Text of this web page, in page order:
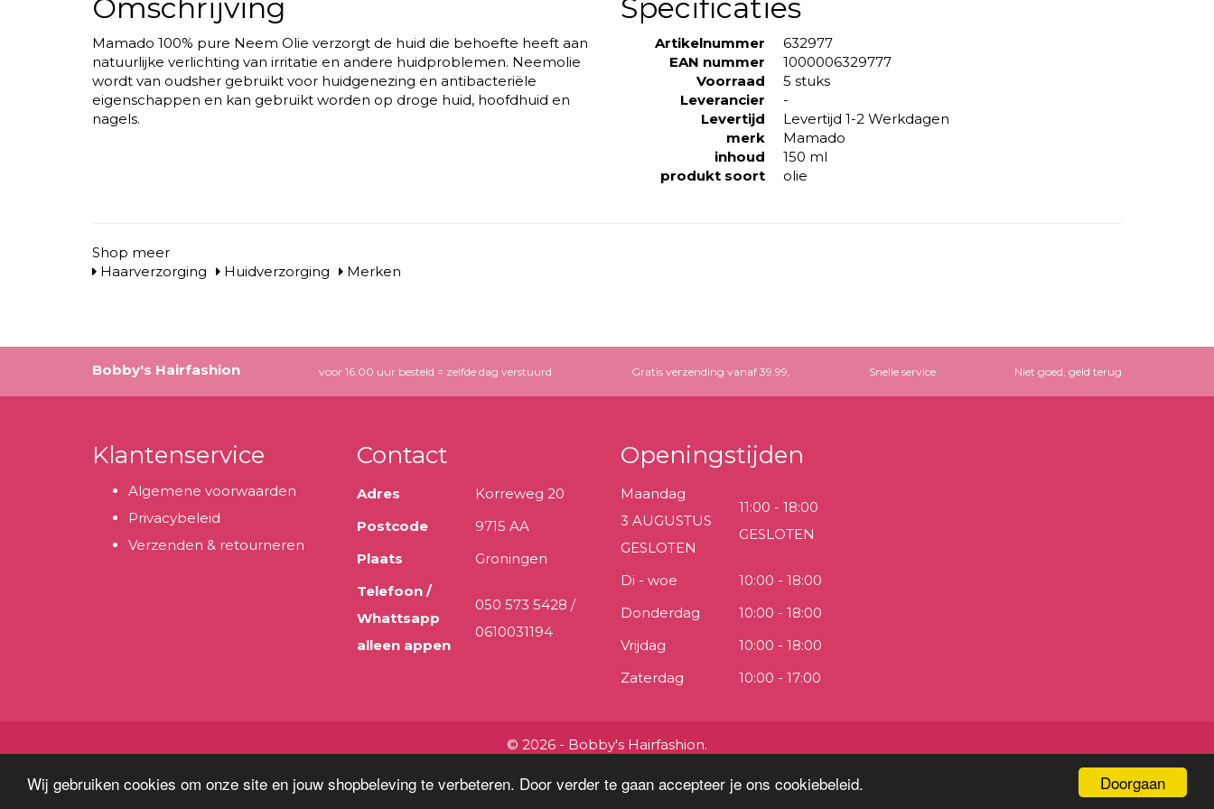
Doorgaan
Wij gebruiken cookies om onze site en jouw shopbeleving te verbeteren. Door verder te gaan accepteer je ons cookiebeleid.
Omschrijving
Mamado 100% pure Neem Olie verzorgt de huid die behoefte heeft aan
natuurlijke verlichting van irritatie en andere huidproblemen. Neemolie
wordt van oudsher gebruikt voor huidgenezing en antibacteriële
eigenschappen en kan gebruikt worden op droge huid, hoofdhuid en
nagels.
Specificaties
Artikelnummer
632977
EAN nummer
1000006329777
Voorraad
5 stuks
Leverancier
-
Levertijd
Levertijd 1-2 Werkdagen
merk
Mamado
inhoud
150 ml
produkt soort
olie
Shop meer
Haarverzorging
Huidverzorging Merken
Bobby's Hairfashion voor 16.00 uur besteld = zelfde dag verstuurd Gratis verzending vanaf 39.99, Snelle service Niet goed, geld terug
Klantenservice
Algemene voorwaarden
Privacybeleid
Verzenden & retourneren
Contact
Adres
Korreweg 20
Postcode
9715 AA
Plaats
Groningen
Telefoon /
Whattsapp
alleen appen
050 573 5428 /
0610031194
Openingstijden
Maandag
3 AUGUSTUS
GESLOTEN
11:00 - 18:00
GESLOTEN
Di - woe
10:00 - 18:00
Donderdag
10:00 - 18:00
Vrijdag
10:00 - 18:00
Zaterdag
10:00 - 17:00
© 2026 - Bobby's Hairfashion.